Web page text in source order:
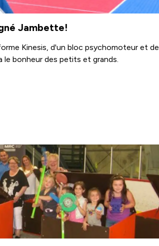
Jambette!
Kinesis, d'un bloc psychomoteur et de
bonheur des petits et grands.